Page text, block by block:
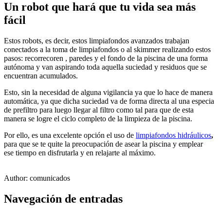
Un robot que hará que tu vida sea más
fácil
Estos robots, es decir, estos limpiafondos avanzados trabajan
conectados a la toma de limpiafondos o al skimmer realizando estos
pasos: recorrecoren , paredes y el fondo de la piscina de una forma
autónoma y van aspirando toda aquella suciedad y residuos que se
encuentran acumulados.
Esto, sin la necesidad de alguna vigilancia ya que lo hace de manera
automática, ya que dicha suciedad va de forma directa al una especia
de prefiltro para luego llegar al filtro como tal para que de esta
manera se logre el ciclo completo de la limpieza de la piscina.
Por ello, es una excelente opción el uso de limpiafondos hidráulicos,
para que se te quite la preocupación de asear la piscina y emplear
ese tiempo en disfrutarla y en relajarte al máximo.
Author: comunicados
Navegación de entradas